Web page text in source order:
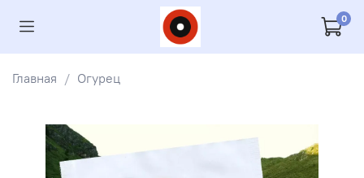
0
Главная Огурец